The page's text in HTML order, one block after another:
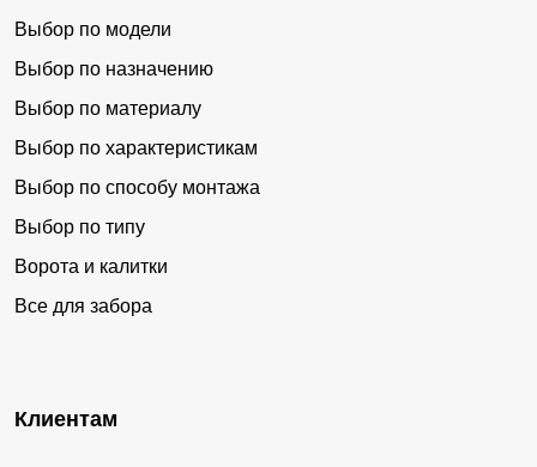
Выбор по модели
Выбор по назначению
Выбор по материалу
Выбор по характеристикам
Выбор по способу монтажа
Выбор по типу
Ворота и калитки
Все для забора
Клиентам